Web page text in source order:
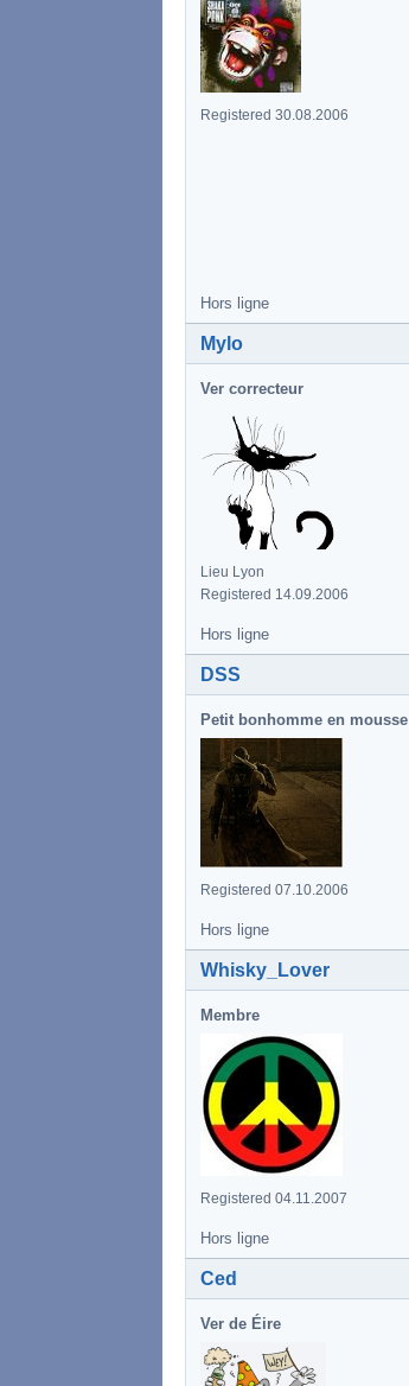
Registered 30.08.2006
Hors ligne
Mylo
Ver correcteur
Lieu Lyon
Registered 14.09.2006
Hors ligne
DSS
Petit bonhomme en mousse
Registered 07.10.2006
Hors ligne
Whisky_Lover
Membre
Registered 04.11.2007
Hors ligne
Ced
Ver de Éire